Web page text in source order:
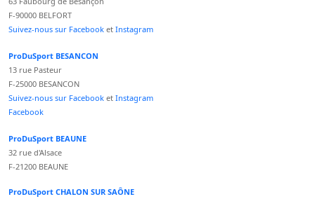
F-90000 BELFORT
Suivez-nous sur Facebook et Instagram
ProDuSport BESANCON
13 rue Pasteur
F-25000 BESANCON
Suivez-nous sur Facebook et Instagram
Facebook
ProDuSport BEAUNE
32 rue d'Alsace
F-21200 BEAUNE
ProDuSport CHALON SUR SAÔNE